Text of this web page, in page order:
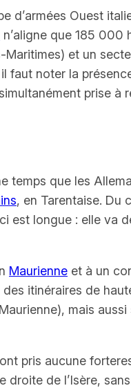
d’armées Ouest
n’aligne que 185 000
et un
faut noter la
prise à
temps que les
, en Tarentaise. Du
est longue : elle va
Maurienne et à un
itinéraires de
mais aussi
pris aucune
droite de l’Isère,